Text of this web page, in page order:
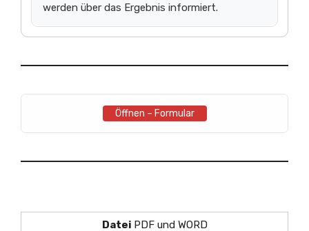
werden über das Ergebnis informiert.
Öffnen – Formular
Datei PDF und WORD